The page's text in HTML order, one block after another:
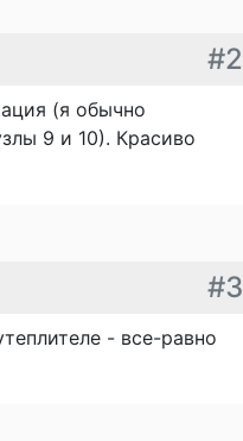
#2
(я обычно
9 и 10). Красиво
#3
- все-равно